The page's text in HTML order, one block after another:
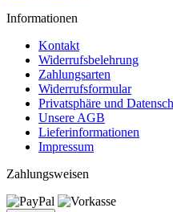
Informationen
Kontakt
Widerrufsbelehrung
Zahlungsarten
Widerrufsformular
Privatsphäre und
Unsere AGB
Lieferinformationen
Impressum
Zahlungsweisen